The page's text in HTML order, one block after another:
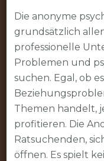
Die anonyme
grundsätzlich
professionelle
Problemen und
suchen. Egal, ob
Themen handelt,
profitieren. Die
Ratsuchenden,
öffnen. Es spielt